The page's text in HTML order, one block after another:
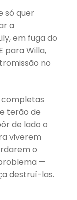
só quer
a
em fuga do
para Willa,
no
completas
terão de
de lado o
viverem
o
—
destruí-las.